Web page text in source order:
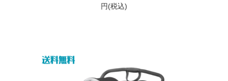
円(税込)